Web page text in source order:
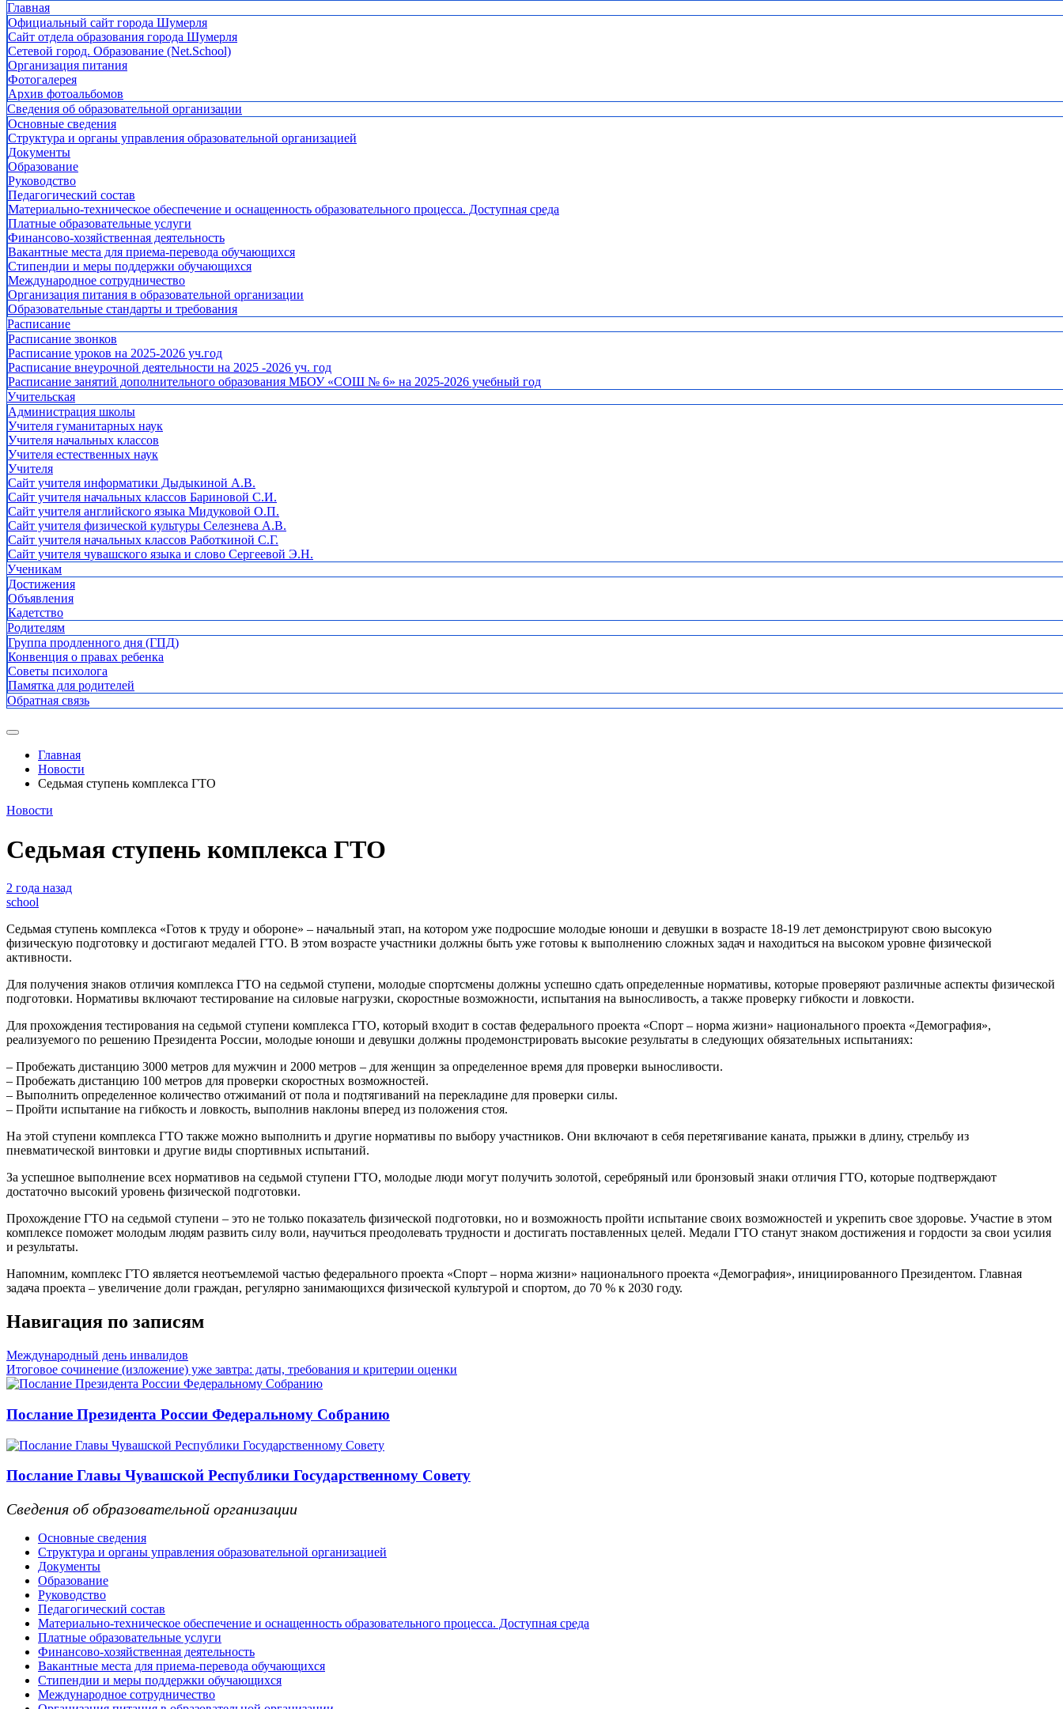
Главная
Официальный сайт города Шумерля
Сайт отдела образования города Шумерля
Сетевой город. Образование (Net.School)
Организация питания
Фотогалерея
Архив фотоальбомов
Сведения об образовательной организации
Основные сведения
Структура и органы управления образовательной организацией
Документы
Образование
Руководство
Педагогический состав
Материально-техническое обеспечение и оснащенность образовательного процесса. Доступная среда
Платные образовательные услуги
Финансово-хозяйственная деятельность
Вакантные места для приема-перевода обучающихся
Стипендии и меры поддержки обучающихся
Международное сотрудничество
Организация питания в образовательной организации
Образовательные стандарты и требования
Расписание
Расписание звонков
Расписание уроков на 2025-2026 уч.год
Расписание внеурочной деятельности на 2025 -2026 уч. год
Расписание занятий дополнительного образования МБОУ «СОШ № 6» на 2025-2026 учебный год
Учительская
Администрация школы
Учителя гуманитарных наук
Учителя начальных классов
Учителя естественных наук
Учителя
Cайт учителя информатики Дыдыкиной А.В.
Сайт учителя начальных классов Бариновой С.И.
Сайт учителя английского языка Мидуковой О.П.
Сайт учителя физической культуры Селезнева А.В.
Сайт учителя начальных классов Работкиной С.Г.
Сайт учителя чувашского языка и слово Сергеевой Э.Н.
Ученикам
Достижения
Объявления
Кадетство
Родителям
Группа продленного дня (ГПД)
Конвенция о правах ребенка
Советы психолога
Памятка для родителей
Обратная связь
Главная
Новости
Седьмая ступень комплекса ГТО
Новости
Седьмая ступень комплекса ГТО
2 года назад
school
Седьмая ступень комплекса «Готов к труду и обороне» – начальный этап, на котором уже подросшие молодые юноши и девушки в возрасте 18-19 лет демонстрируют свою высокую
физическую подготовку и достигают медалей ГТО. В этом возрасте участники должны быть уже готовы к выполнению сложных задач и находиться на высоком уровне физической
активности.
Для получения знаков отличия комплекса ГТО на седьмой ступени, молодые спортсмены должны успешно сдать определенные нормативы, которые проверяют различные аспекты физической
подготовки. Нормативы включают тестирование на силовые нагрузки, скоростные возможности, испытания на выносливость, а также проверку гибкости и ловкости.
Для прохождения тестирования на седьмой ступени комплекса ГТО, который входит в состав федерального проекта «Спорт – норма жизни» национального проекта «Демография»,
реализуемого по решению Президента России, молодые юноши и девушки должны продемонстрировать высокие результаты в следующих обязательных испытаниях:
– Пробежать дистанцию 3000 метров для мужчин и 2000 метров – для женщин за определенное время для проверки выносливости.
– Пробежать дистанцию 100 метров для проверки скоростных возможностей.
– Выполнить определенное количество отжиманий от пола и подтягиваний на перекладине для проверки силы.
– Пройти испытание на гибкость и ловкость, выполнив наклоны вперед из положения стоя.
На этой ступени комплекса ГТО также можно выполнить и другие нормативы по выбору участников. Они включают в себя перетягивание каната, прыжки в длину, стрельбу из
пневматической винтовки и другие виды спортивных испытаний.
За успешное выполнение всех нормативов на седьмой ступени ГТО, молодые люди могут получить золотой, серебряный или бронзовый знаки отличия ГТО, которые подтверждают
достаточно высокий уровень физической подготовки.
Прохождение ГТО на седьмой ступени – это не только показатель физической подготовки, но и возможность пройти испытание своих возможностей и укрепить свое здоровье. Участие в этом
комплексе поможет молодым людям развить силу воли, научиться преодолевать трудности и достигать поставленных целей. Медали ГТО станут знаком достижения и гордости за свои усилия
и результаты.
Напомним, комплекс ГТО является неотъемлемой частью федерального проекта «Спорт – норма жизни» национального проекта «Демография», инициированного Президентом. Главная
задача проекта – увеличение доли граждан, регулярно занимающихся физической культурой и спортом, до 70 % к 2030 году.
Навигация по записям
Международный день инвалидов
Итоговое сочинение (изложение) уже завтра: даты, требования и критерии оценки
Послание Президента России Федеральному Собранию
Послание Главы Чувашской Республики Государственному Совету
Сведения об образовательной организации
Основные сведения
Структура и органы управления образовательной организацией
Документы
Образование
Руководство
Педагогический состав
Материально-техническое обеспечение и оснащенность образовательного процесса. Доступная среда
Платные образовательные услуги
Финансово-хозяйственная деятельность
Вакантные места для приема-перевода обучающихся
Стипендии и меры поддержки обучающихся
Международное сотрудничество